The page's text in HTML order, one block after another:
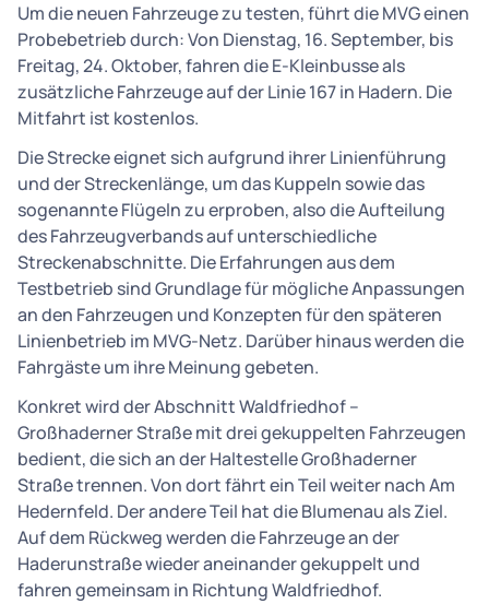
Um die neuen Fahrzeuge zu testen, führt die MVG einen
Probebetrieb durch: Von Dienstag, 16. September, bis
Freitag, 24. Oktober, fahren die E-Kleinbusse als
zusätzliche Fahrzeuge auf der Linie 167 in Hadern. Die
Mitfahrt ist kostenlos.
Die Strecke eignet sich aufgrund ihrer Linienführung
und der Streckenlänge, um das Kuppeln sowie das
sogenannte Flügeln zu erproben, also die Aufteilung
des Fahrzeugverbands auf unterschiedliche
Streckenabschnitte. Die Erfahrungen aus dem
Testbetrieb sind Grundlage für mögliche Anpassungen
an den Fahrzeugen und Konzepten für den späteren
Linienbetrieb im MVG-Netz. Darüber hinaus werden die
Fahrgäste um ihre Meinung gebeten.
Konkret wird der Abschnitt Waldfriedhof –
Großhaderner Straße mit drei gekuppelten Fahrzeugen
bedient, die sich an der Haltestelle Großhaderner
Straße trennen. Von dort fährt ein Teil weiter nach Am
Hedernfeld. Der andere Teil hat die Blumenau als Ziel.
Auf dem Rückweg werden die Fahrzeuge an der
Haderunstraße wieder aneinander gekuppelt und
fahren gemeinsam in Richtung Waldfriedhof.